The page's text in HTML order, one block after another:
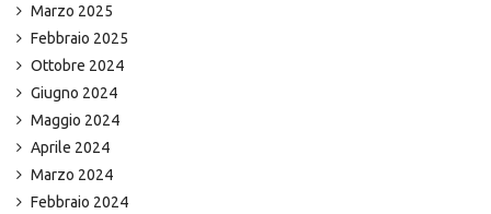
Marzo 2025
Febbraio 2025
Ottobre 2024
Giugno 2024
Maggio 2024
Aprile 2024
Marzo 2024
Febbraio 2024